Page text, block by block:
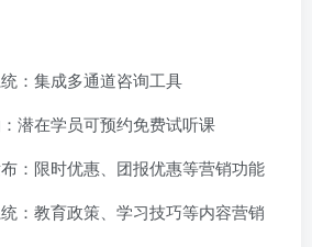
：集成多通道咨询工具
潜在学员可预约免费试听课
：限时优惠、团报优惠等营销功能
：教育政策、学习技巧等内容营销